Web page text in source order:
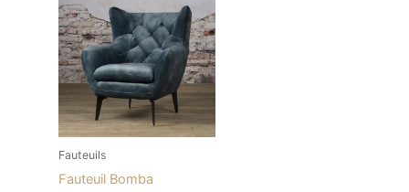
Fauteuils
Fauteuil Bomba